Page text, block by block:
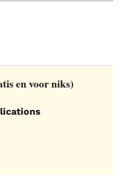
en voor niks)